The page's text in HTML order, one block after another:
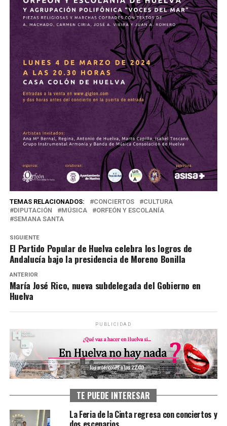
TEMAS RELACIONADOS: CONCIERTOS
CULTURA
DIPUTACIÓN
MÚSICA
ORFEÓN Y ESCOLANÍA
SEMANA SANTA
SIGUIENTE
El Partido Popular de Huelva celebra los logros de
Andalucía bajo la presidencia de Moreno Bonilla
ANTERIOR
María José Rico, nueva subdelegada del Gobierno en
Huelva
PUBLICIDAD
TE PUEDE INTERESAR
La Feria de la Cinta regresa con conciertos y